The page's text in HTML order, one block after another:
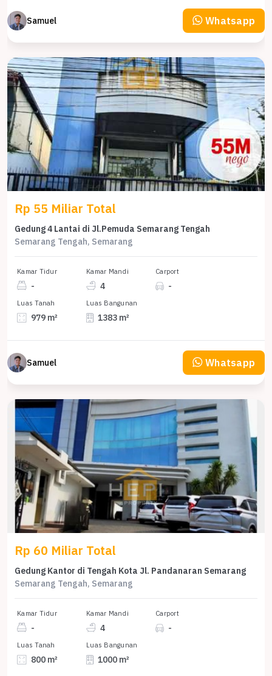
Samuel Whatsapp
Rp 55 Miliar Total
Gedung 4 Lantai di Jl.Pemuda Semarang Tengah
Semarang Tengah, Semarang
Kamar Tidur
-
Kamar Mandi
4
Carport
-
Luas Tanah
979 m²
Luas Bangunan
1383 m²
Samuel Whatsapp
Rp 60 Miliar Total
Gedung Kantor di Tengah Kota Jl. Pandanaran Semarang
Semarang Tengah, Semarang
Kamar Tidur
-
Kamar Mandi
4
Carport
-
Luas Tanah
800 m²
Luas Bangunan
1000 m²